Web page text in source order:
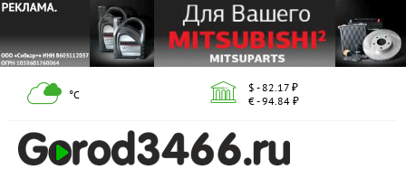
°С
$ - 82.17 ₽
€ - 94.84 ₽